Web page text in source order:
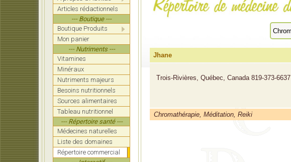
Articles rédactionnels
--- Boutique ---
Boutique Produits
Mon panier
--- Nutriments ---
Vitamines
Minéraux
Nutriments majeurs
Besoins nutritionnels
Sources alimentaires
Tableau nutritionnel
--- Répertoire santé ---
Médecines naturelles
Liste des domaines
Répertoire commercial
Jhane
Trois-Rivières, Québec, Canada 819-373-6637
Chromathérapie, Méditation, Reiki